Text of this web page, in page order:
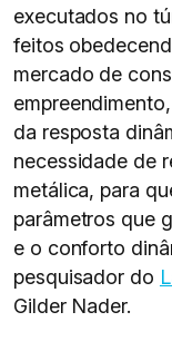
executados no
feitos
mercado de
da resposta
necessidade de
metálica, para
parâmetros que
e o conforto
pesquisador do
Gilder Nader.